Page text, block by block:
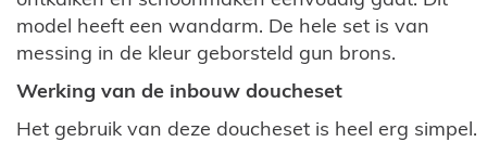
model heeft een wandarm. De hele set is van
messing in de kleur geborsteld gun brons.
Werking van de inbouw doucheset
Het gebruik van deze doucheset is heel erg simpel.